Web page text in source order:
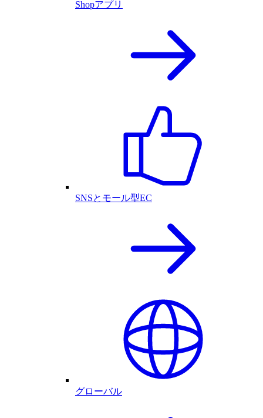
Shopアプリ
SNSとモール型EC
グローバル